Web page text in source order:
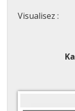
Visualisez :